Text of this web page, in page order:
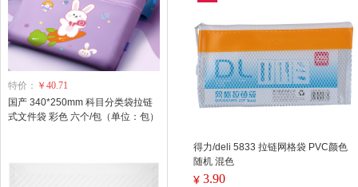
得力/deli 5833 拉链网格袋 PVC颜色
随机 混色
¥ 3.90
特价： ￥40.71
国产 340*250mm 科目分类袋拉链
式文件袋 彩色 六个/包（单位：包）